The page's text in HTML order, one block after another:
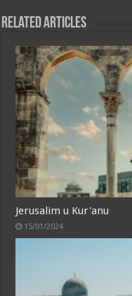
Related Articles
Jerusalim u Kur'anu
15/01/2024